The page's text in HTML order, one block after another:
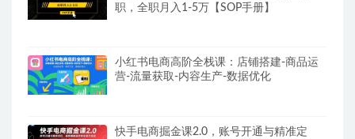
职，全职月入1-5万【SOP手册】
小红书电商高阶全栈课：店铺搭建-商品运
营-流量获取-内容生产-数据优化
快手电商掘金课2.0，账号开通与精准定